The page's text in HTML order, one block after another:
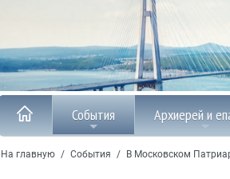
События Архиерей и
На главную / События / В Московском